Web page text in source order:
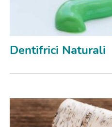
Dentifrici Naturali